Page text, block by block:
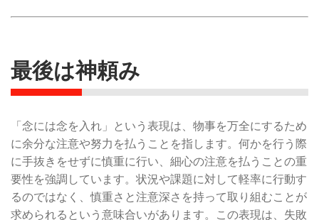
最後は神頼み
「念には念を入れ」という表現は、物事を万全にするため
に余分な注意や努力を払うことを指します。何かを行う際
に手抜きをせずに慎重に行い、細心の注意を払うことの重
要性を強調しています。状況や課題に対して軽率に行動す
るのではなく、慎重さと注意深さを持って取り組むことが
求められるという意味合いがあります。この表現は、失敗